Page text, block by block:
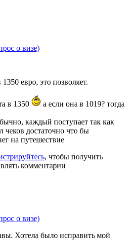
о визе)
евро, это позволяет.
в 1350
а если она в 1019? тогда
каждый поступает так как
чеков достаточно что бы
на путешествие
, чтобы получить
комментарии
о визе)
Хотела было исправить мой